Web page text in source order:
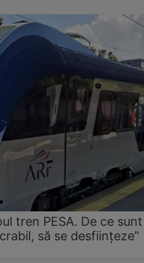
tren PESA. De ce sunt
să se desființeze”